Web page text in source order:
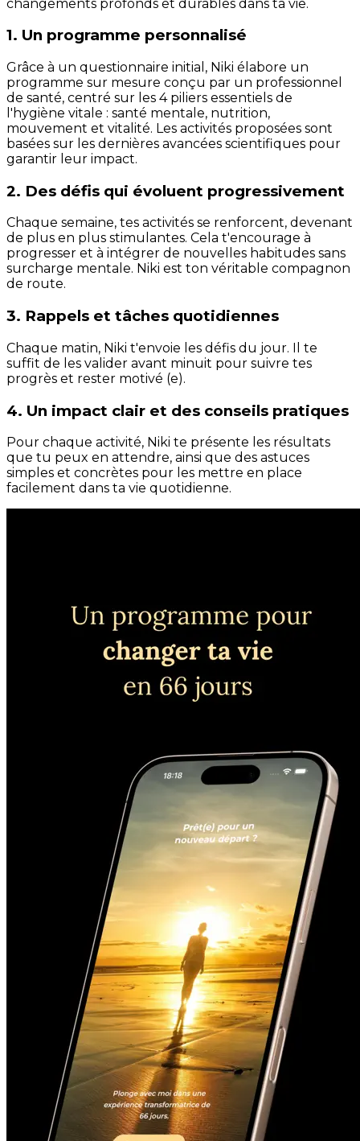
changements profonds et durables dans ta vie.
1. Un programme personnalisé
Grâce à un questionnaire initial, Niki élabore un
programme sur mesure conçu par un professionnel
de santé, centré sur les 4 piliers essentiels de
l'hygiène vitale : santé mentale, nutrition,
mouvement et vitalité. Les activités proposées sont
basées sur les dernières avancées scientifiques pour
garantir leur impact.
2. Des défis qui évoluent progressivement
Chaque semaine, tes activités se renforcent, devenant
de plus en plus stimulantes. Cela t'encourage à
progresser et à intégrer de nouvelles habitudes sans
surcharge mentale. Niki est ton véritable compagnon
de route.
3. Rappels et tâches quotidiennes
Chaque matin, Niki t'envoie les défis du jour. Il te
suffit de les valider avant minuit pour suivre tes
progrès et rester motivé (e).
4. Un impact clair et des conseils pratiques
Pour chaque activité, Niki te présente les résultats
que tu peux en attendre, ainsi que des astuces
simples et concrètes pour les mettre en place
facilement dans ta vie quotidienne.